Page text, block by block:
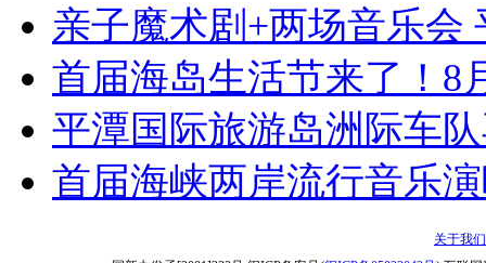
亲子魔术剧+两场音乐会
首届海岛生活节来了！8
平潭国际旅游岛洲际车
首届海峡两岸流行音乐
关于我们